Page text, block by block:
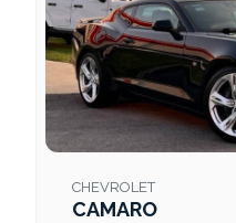
CHEVROLET
CAMARO